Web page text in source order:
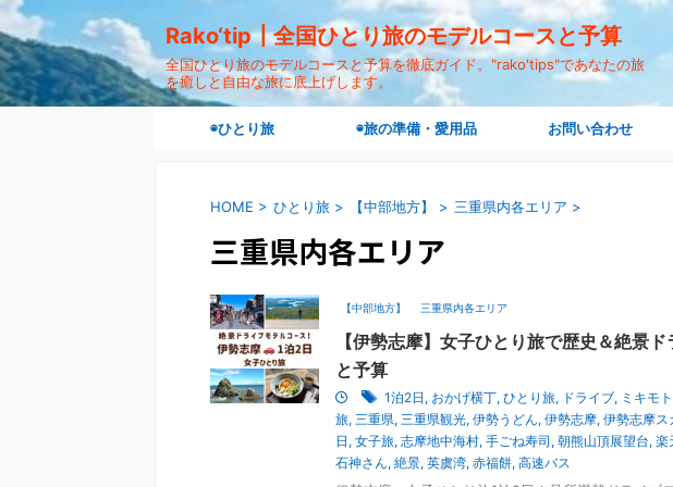
Rako‘tip┃全国ひとり旅のモデルコースと予算
全国ひとり旅のモデルコースと予算を徹底ガイド。"rako'tips"であなたの旅
を癒しと自由な旅に底上げします。
◉ひとり旅 ◉旅の準備・愛用品 お問い合わせ
HOME > ひとり旅 > 【中部地方】 > 三重県内各エリア >
三重県内各エリア
【中部地方】 三重県内各エリア
【伊勢志摩】女子ひとり旅で歴史＆絶景
と予算
1泊2日 , おかげ横丁, ひとり旅, ドライブ, ミキモ
旅, 三重県, 三重県観光, 伊勢うどん, 伊勢志摩, 伊勢志摩ス
日 , 女子旅, 志摩地中海村, 手ごね寿司 , 朝熊山頂展望台, 楽
石神さん, 絶景, 英虞湾, 赤福餅, 高速バス